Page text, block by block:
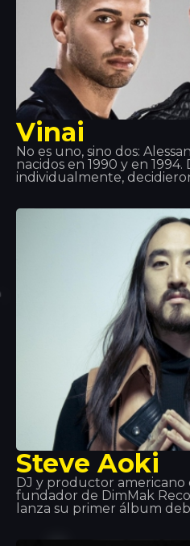
Vinai
No es uno, sino dos:
nacidos en 1990 y en
individualmente,
otros… Después de distintos
juntamente con DVBBS
Raveology mediante
musical del mundo.
Steve Aoki
DJ y productor americano
fundador de DimMak
lanza su primer álbum